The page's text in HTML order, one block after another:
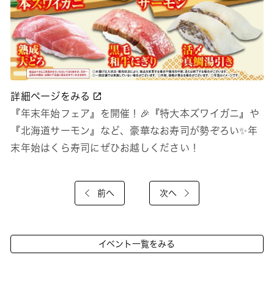
詳細ページをみる
『年末年始フェア』を開催！🎉『特大本ズワイガニ』や
『北海道サーモン』など、豪華なお寿司が勢ぞろい✨年
末年始はくら寿司にぜひお越しください！
前へ 次へ
イベント一覧をみる